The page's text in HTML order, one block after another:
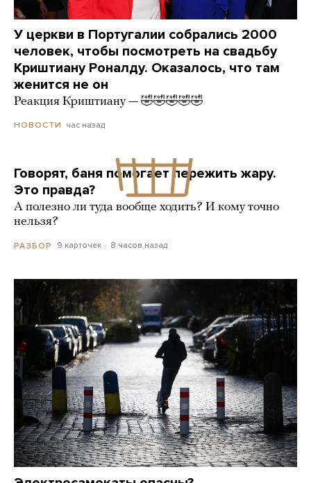
У церкви в Португалии собрались 2000
человек, чтобы посмотреть на свадьбу
Криштиану Роналду. Оказалось, что там
женится не он
Реакция Криштиану — 🤣🤣🤣🤣🤣
НОВОСТИ час назад
Говорят, баня помогает пережить жару.
Это правда?
А полезно ли туда вообще ходить? И кому точно
нельзя?
РАЗБОР 9 карточек 8 часов назад